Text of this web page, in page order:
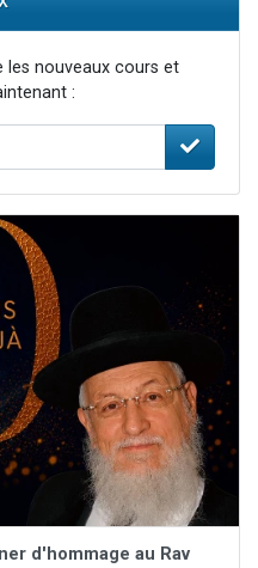
les nouveaux cours et
:
d'hommage au Rav